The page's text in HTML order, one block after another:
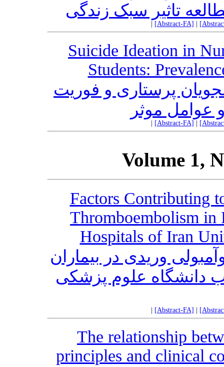
تاثیر سبک زندگی
[Abstract-FA]
Suicide Ideation in
Students:
پرستاری و فوریت
موثر
[Abstract-FA]
Volume 1,
Factors Contributing
Thromboembolism in
Hospitals of Iran
وریدی در بیماران
دانشگاه علوم پزشکی
[Abstract-FA]
The relationship
principles and clinical